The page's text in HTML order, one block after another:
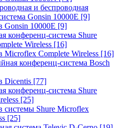
и беспроводная
Gonsin 10000E [9]
Gonsin 10000E [9]
конференц-система Shure
Wireless [16]
Microflex Complete Wireless [16]
конференц-система Bosch
Dicentis [77]
конференц-система Shure
[25]
системы Shure Microflex
[25]